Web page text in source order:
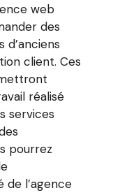
web
des
client. Ces
réalisé
services
pourrez
de l’agence